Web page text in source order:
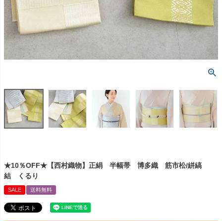
★10％OFF★【西村織物】正絹 半幅帯 博多織 筋市松/絣縞
結 くるり
SALE 送料無料